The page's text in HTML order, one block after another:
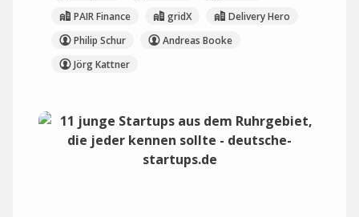
PAIR Finance
gridX
Delivery Hero
Philip Schur
Andreas Booke
Jörg Kattner